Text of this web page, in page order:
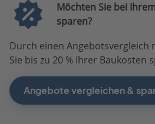
Möchten Sie bei
sparen?
Durch einen Angebotsvergleich
Sie bis zu 20 % Ihrer Baukosten
Angebote vergleichen &